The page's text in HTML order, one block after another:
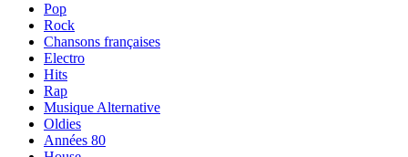
Pop
Rock
Chansons françaises
Electro
Hits
Rap
Musique Alternative
Oldies
Années 80